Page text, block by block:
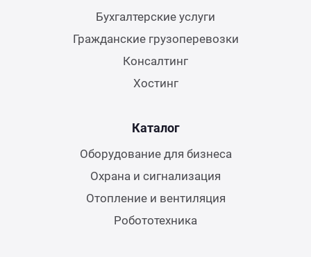
Бухгалтерские услуги
Гражданские грузоперевозки
Консалтинг
Хостинг
Каталог
Оборудование для бизнеса
Охрана и сигнализация
Отопление и вентиляция
Робототехника